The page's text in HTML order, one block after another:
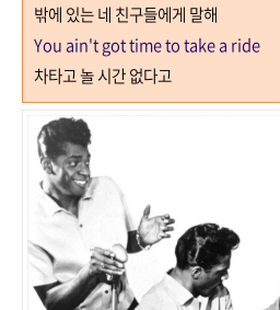
밖에 있는 네 친구들에게 말해
You ain't got time to take a ride
차타고 놀 시간 없다고